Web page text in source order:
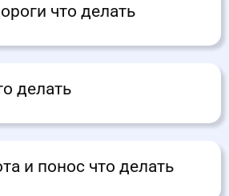
что делать
делать
и понос что делать